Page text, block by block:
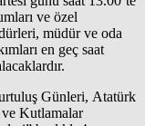
ve özel
müdür ve oda
en geç saat
Günleri, Atatürk
Kutlamalar